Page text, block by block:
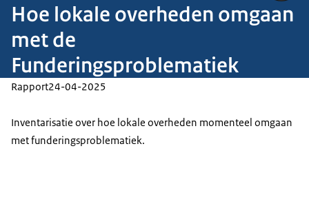
Hoe lokale overheden omgaan
met de
Funderingsproblematiek
Rapport24-04-2025
Inventarisatie over hoe lokale overheden momenteel omgaan
met funderingsproblematiek.